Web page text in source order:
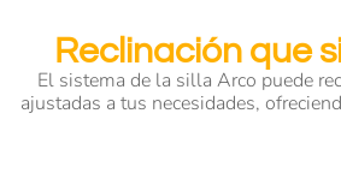
Reclinación que
El sistema de la silla Arco puede
ajustadas a tus necesidades,